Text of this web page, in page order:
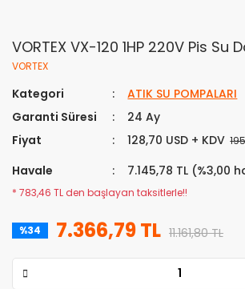
VORTEX VX-120 1HP 220V Pis Su
VORTEX
Kategori
ATIK SU POMPALARI
Garanti Süresi
24 Ay
Fiyat
128,70 USD + KDV
Havale 7.145,78 TL (%3,00
* 783,46 TL den başlayan taksitlerle!!
%34 7.366,79 TL 11.161,80 TL